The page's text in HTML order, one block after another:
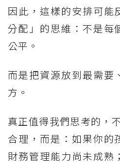
因此，這樣的安排可能
分配」的思維：不是每
公平。
而是把資源放到最需要
方。
真正值得我們思考的，
合理，而是：如果你的
財務管理能力尚未成熟